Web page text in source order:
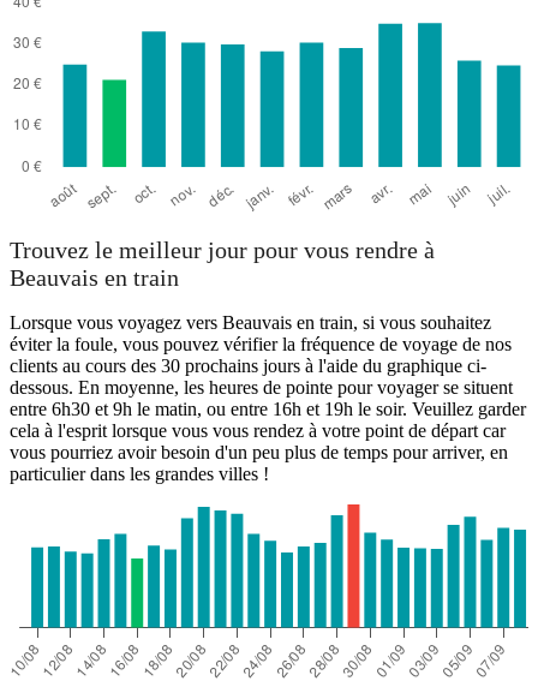
Trouvez le meilleur jour pour vous rendre à
Beauvais en train
Lorsque vous voyagez vers Beauvais en train, si vous souhaitez
éviter la foule, vous pouvez vérifier la fréquence de voyage de nos
clients au cours des 30 prochains jours à l'aide du graphique ci-
dessous. En moyenne, les heures de pointe pour voyager se situent
entre 6h30 et 9h le matin, ou entre 16h et 19h le soir. Veuillez garder
cela à l'esprit lorsque vous vous rendez à votre point de départ car
vous pourriez avoir besoin d'un peu plus de temps pour arriver, en
particulier dans les grandes villes !